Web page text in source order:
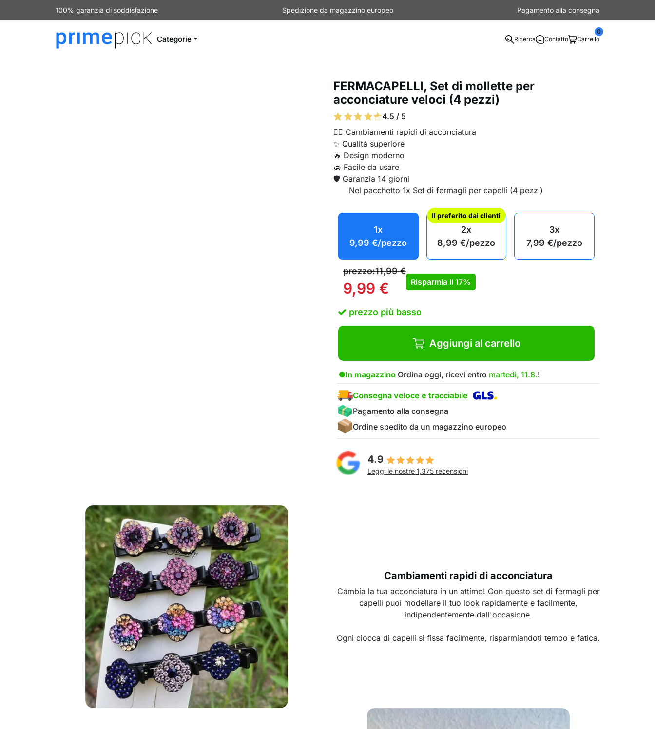
100% garanzia di soddisfazione Spedizione da magazzino europeo Pagamento alla consegna
Categorie Ricerca Contatto Carrello
0
FERMACAPELLI, Set di mollette per
acconciature veloci (4 pezzi)
4.5 / 5
💁‍♀️ Cambiamenti rapidi di acconciatura
✨ Qualità superiore
🔥 Design moderno
🧽 Facile da usare
🛡️ Garanzia 14 giorni
Nel pacchetto 1x Set di fermagli per capelli (4 pezzi)
1x
9,99€/pezzo
Il preferito dai clienti
2x
8,99€/pezzo
3x
7,99€/pezzo
prezzo:11,99€
9,99 € Risparmia il 17%
prezzo più basso
Aggiungi al carrello
In magazzino Ordina oggi, ricevi entro martedì, 11.8.!
Consegna veloce e tracciabile
Pagamento alla consegna
Ordine spedito da un magazzino europeo
4.9
Leggi le nostre 1,375 recensioni
Cambiamenti rapidi di acconciatura
Cambia la tua acconciatura in un attimo! Con questo set di fermagli per
capelli puoi modellare il tuo look rapidamente e facilmente,
indipendentemente dall'occasione.
Ogni ciocca di capelli si fissa facilmente, risparmiandoti tempo e fatica.